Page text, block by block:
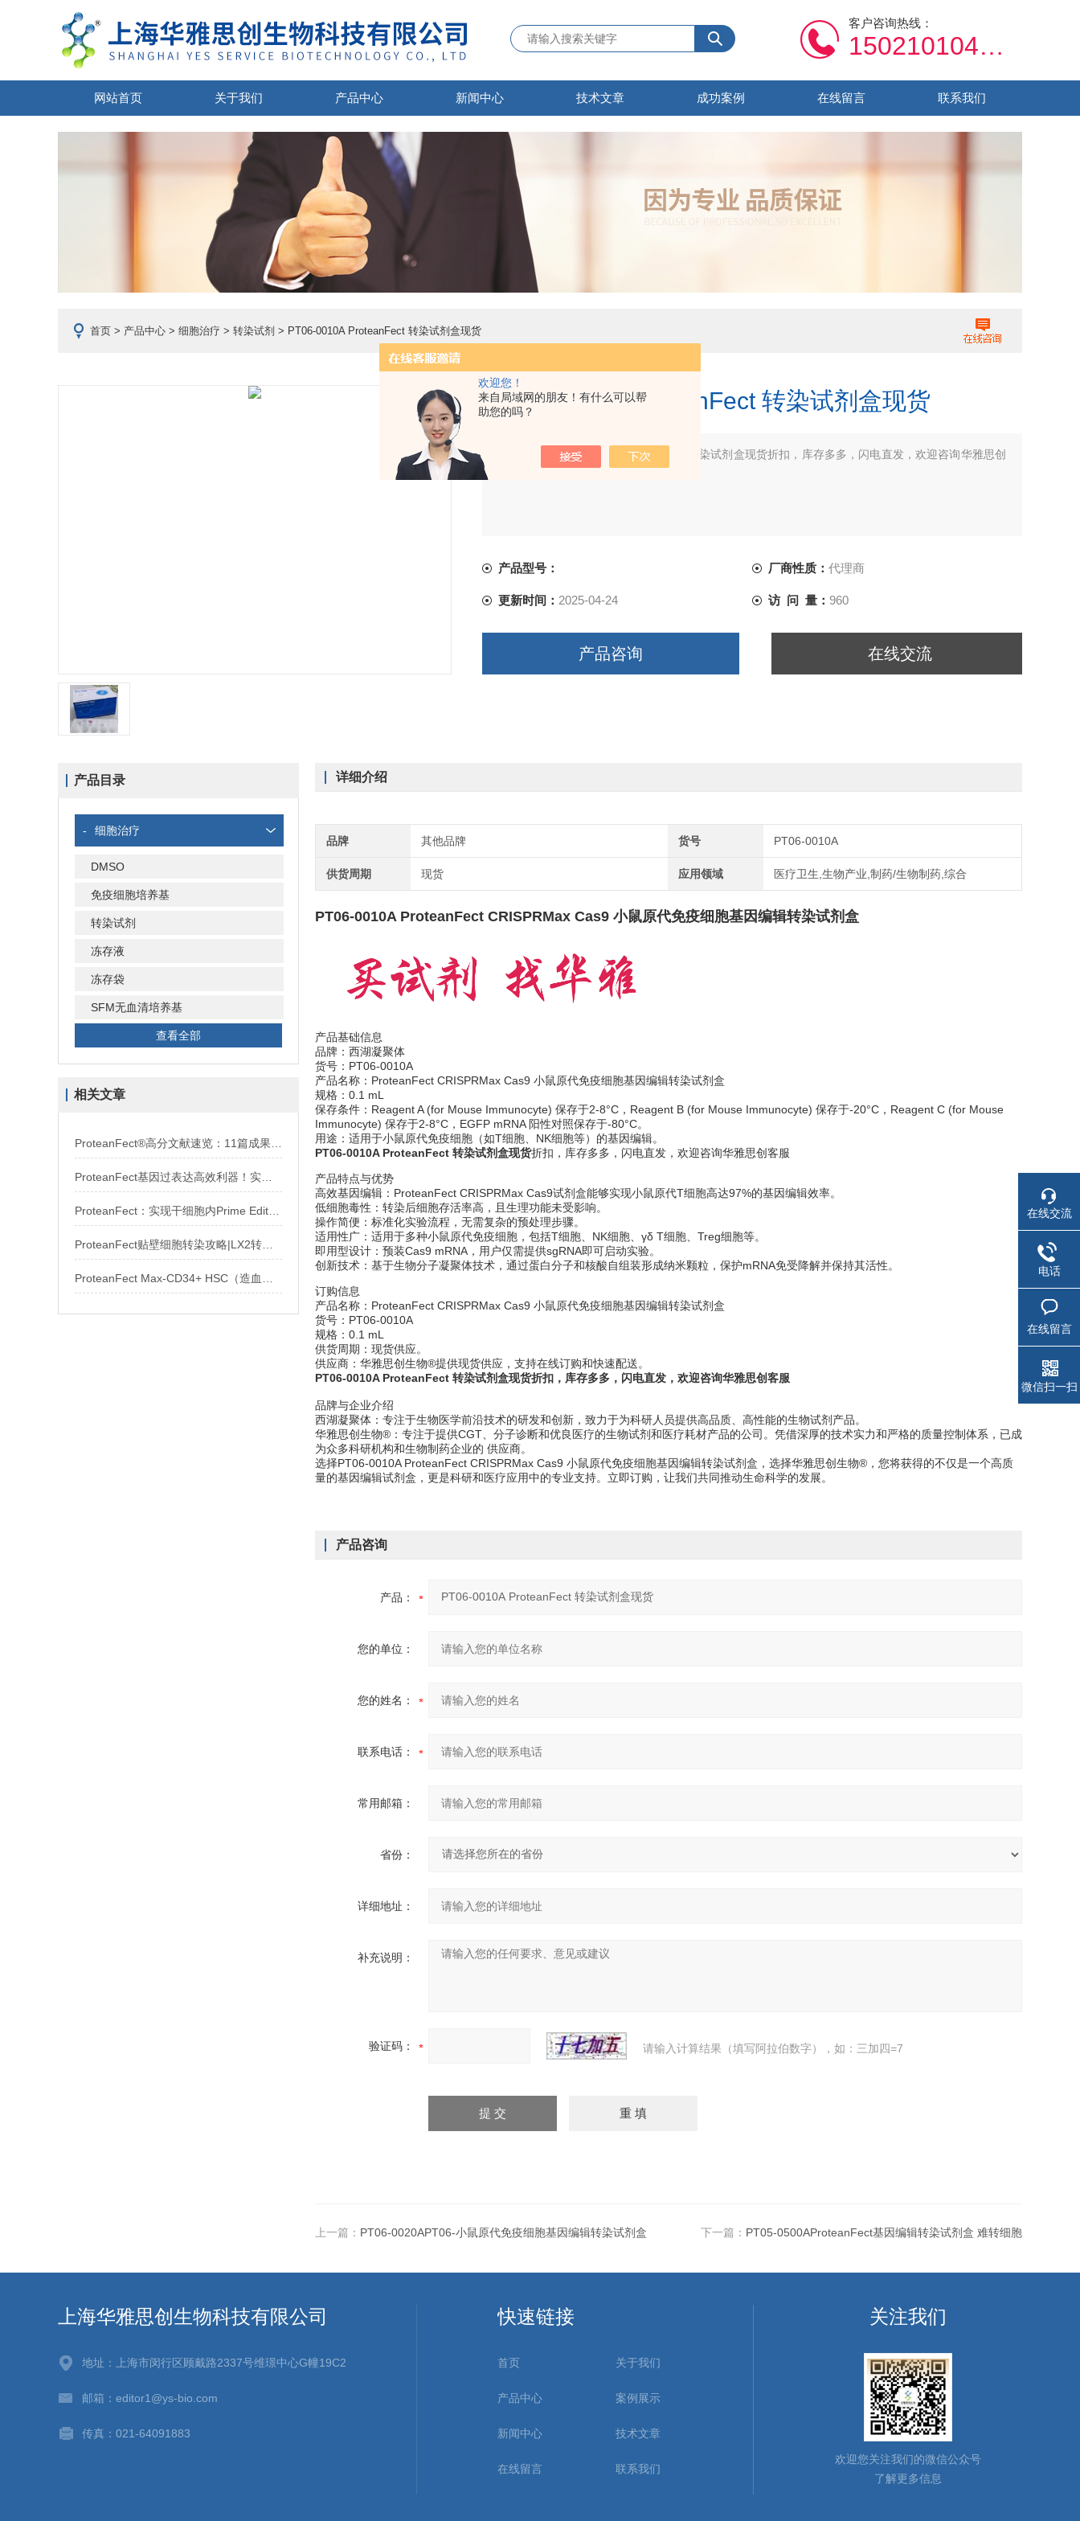
欢迎您！
来自局域网的朋友！有什么可以帮
助您的吗？
客户咨询热线：
15021010459
网站首页 关于我们 产品中心 新闻中心 技术文章 成功案例 在线留言 联系我们
首页 > 产品中心 > 细胞治疗 > 转染试剂 > PT06-0010A ProteanFect 转染试剂盒现货
PT06-0010A ProteanFect 转染试剂盒现货
PT06-0010A ProteanFect 转染试剂盒现货折扣，库存多多，闪电直发，欢迎咨询华雅思创
产品型号： 厂商性质： 代理商
更新时间： 2025-04-24 访 问 量： 960
产品咨询 在线交流
产品目录
- 细胞治疗
DMSO
免疫细胞培养基
转染试剂
冻存液
冻存袋
SFM无血清培养基
查看全部
相关文章
详细介绍
品牌 其他品牌 货号 PT06-0010A
供货周期 现货 应用领域 医疗卫生,生物产业,制药/生物制药,综合
PT06-0010A ProteanFect CRISPRMax Cas9 小鼠原代免疫细胞基因编辑转染试剂盒
产品基础信息
品牌：西湖凝聚体
货号：PT06-0010A
产品名称：ProteanFect CRISPRMax Cas9 小鼠原代免疫细胞基因编辑转染试剂盒
规格：0.1 mL
保存条件：Reagent A (for Mouse Immunocyte) 保存于2-8°C，Reagent B (for Mouse Immunocyte) 保存于-20°C，Reagent C (for Mouse
Immunocyte) 保存于2-8°C，EGFP mRNA 阳性对照保存于-80°C。
用途：适用于小鼠原代免疫细胞（如T细胞、NK细胞等）的基因编辑。
PT06-0010A ProteanFect 转染试剂盒现货折扣，库存多多，闪电直发，欢迎咨询华雅思创客服
产品特点与优势
高效基因编辑：ProteanFect CRISPRMax Cas9试剂盒能够实现小鼠原代T细胞高达97%的基因编辑效率。
低细胞毒性：转染后细胞存活率高，且生理功能未受影响。
操作简便：标准化实验流程，无需复杂的预处理步骤。
适用性广：适用于多种小鼠原代免疫细胞，包括T细胞、NK细胞、γδ T细胞、Treg细胞等。
即用型设计：预装Cas9 mRNA，用户仅需提供sgRNA即可启动实验。
创新技术：基于生物分子凝聚体技术，通过蛋白分子和核酸自组装形成纳米颗粒，保护mRNA免受降解并保持其活性。
订购信息
产品名称：ProteanFect CRISPRMax Cas9 小鼠原代免疫细胞基因编辑转染试剂盒
货号：PT06-0010A
规格：0.1 mL
供货周期：现货供应。
供应商：华雅思创生物®提供现货供应，支持在线订购和快速配送。
PT06-0010A ProteanFect 转染试剂盒现货折扣，库存多多，闪电直发，欢迎咨询华雅思创客服
品牌与企业介绍
西湖凝聚体：专注于生物医学前沿技术的研发和创新，致力于为科研人员提供高品质、高性能的生物试剂产品。
华雅思创生物®：专注于提供CGT、分子诊断和优良医疗的生物试剂和医疗耗材产品的公司。凭借深厚的技术实力和严格的质量控制体系，已成
为众多科研机构和生物制药企业的 供应商。
选择PT06-0010A ProteanFect CRISPRMax Cas9 小鼠原代免疫细胞基因编辑转染试剂盒，选择华雅思创生物®，您将获得的不仅是一个高质
量的基因编辑试剂盒，更是科研和医疗应用中的专业支持。立即订购，让我们共同推动生命科学的发展。
产品咨询
产品：
您的单位：
您的姓名：
联系电话：
常用邮箱：
省份：
详细地址：
补充说明：
验证码： 请输入计算结果（填写阿拉伯数字），如：三加四=7
上一篇： PT06-0020APT06-小鼠原代免疫细胞基因编辑转染试剂盒 下一篇： PT05-0500AProteanFect基因编辑转染试剂盒 难转细胞
上海华雅思创生物科技有限公司
地址：上海市闵行区顾戴路2337号维璟中心G幢19C2
邮箱：editor1@ys-bio.com
传真：021-64091883
快速链接
首页 关于我们
产品中心 案例展示
新闻中心 技术文章
在线留言 联系我们
关注我们
欢迎您关注我们的微信公众号
了解更多信息
在线交流
电话
在线留言
微信扫一扫